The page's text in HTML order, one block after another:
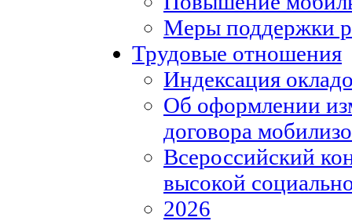
Меры поддержки
Трудовые отношения
Индексация
Об оформлении
договора
Всероссийский
высокой
2026